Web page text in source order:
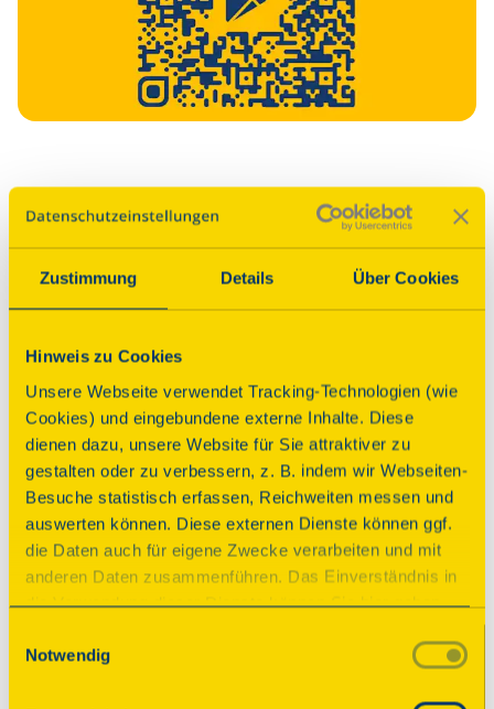
Zustimmung Details Über Cookies
Hinweis zu Cookies
Unsere Webseite verwendet Tracking-Technologien (wie
Cookies) und eingebundene externe Inhalte. Diese
dienen dazu, unsere Website für Sie attraktiver zu
gestalten oder zu verbessern, z. B. indem wir Webseiten-
Besuche statistisch erfassen, Reichweiten messen und
auswerten können. Diese externen Dienste können ggf.
die Daten auch für eigene Zwecke verarbeiten und mit
anderen Daten zusammenführen. Das Einverständnis in
die Verwendung dieser Dienste können Sie hier geben.
unserer Datenschutzerklärung. Durch Anklicken der
Notwendig
Das Programm fürs Handy und
unterwegs
Themen-Radtouren: Entdecken Sie Denkmale und
spannende (Kultur-)Orte direkt in Ihrer Nähe und
stöbern Sie in tausenden kostenfreien Events zum Tag
des offenen Denkmals. Sie möchten Ihren persönlichen
Tag des offenen Denkmals vorab planen? Kein
Problem! Die spannendsten Events und Orte können
Sie jederzeit speichern. Dank der Kalender- und
Erinnerungsfunktion verpassen Sie nichts, und die
Routenplanung hilft Ihnen beim Navigieren von
Denkmal zu Denkmal.
Das erwartet Sie